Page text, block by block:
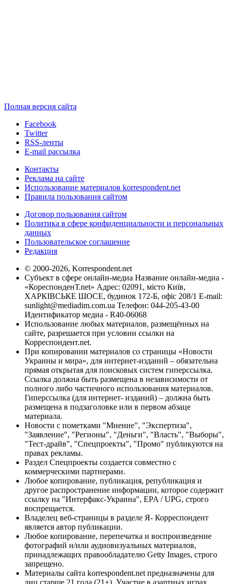
Полная версия сайта
Facebook
Twitter
RSS-ленты
E-mail рассылка
Контакты
Реклама на сайте
Использование материалов korrespondent.net
Правила пользования сайтом
Договор пользования сайтом
Политика в сфере конфиденциальности и персональных
данных
Пользовательское соглашение
Редакция
© 2000-2026, Korrespondent.net
Субъект в сфере онлайн-медиа Название онлайн-медиа -
«КореспонденТ.net» Адрес: 02091, місто Київ,
ХАРКІВСЬКЕ ШОСЕ, будинок 172-Б, офіс 208/1 E-mail:
sunlight@mediadim.com.ua Телефон: 044-205-43-00
Идентификатор медиа - R40-06068
Использование любых материалов, размещённых на
сайте, разрешается при условии ссылки на
Корреспондент.net.
При копировании материалов со страницы «Новости
Украины и мира», для интернет-изданий – обязательна
прямая открытая для поисковых систем гиперссылка.
Ссылка должна быть размещена в независимости от
полного либо частичного использования материалов.
Гиперссылка (для интернет- изданий) – должна быть
размещена в подзаголовке или в первом абзаце
материала.
Новости с пометками "Мнение", "Экспертиза",
"Заявление", "Регионы", "Деньги", "Власть", "Выборы",
"Тест-драйв", "Спецпроекты", "Промо" публикуются на
правах рекламы.
Раздел Спецпроекты создается совместно с
коммерческими партнерами.
Любое копирование, публикация, републикация и
другое распространение информации, которое содержит
ссылку на "Интерфакс-Украина", EPA / UPG, строго
воспрещается.
Владелец веб-страницы в разделе Я- Корреспондент
является автор публикации.
Любое копирование, перепечатка и воспроизведение
фотографий и/или аудиовизуальных материалов,
принадлежащих правообладателю Getty Images, строго
запрещено.
Материалы сайта korrespondent.net предназначены для
лиц старше 21 года (21+). Участие в азартных играх